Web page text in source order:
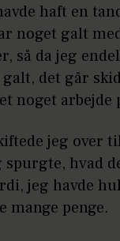
haft en
noget galt
så da jeg
det går
noget
jeg over
spurgte, hvad
jeg havde
mange penge.